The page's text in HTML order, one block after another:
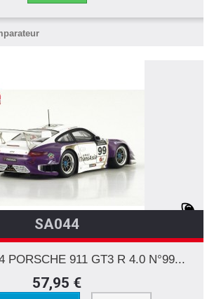
SA044
PORSCHE 911 GT3 R 4.0 N°99...
57,95 €